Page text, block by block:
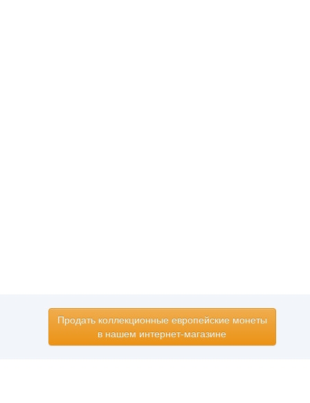
Продать коллекционные европейские монеты
в нашем интернет-магазине